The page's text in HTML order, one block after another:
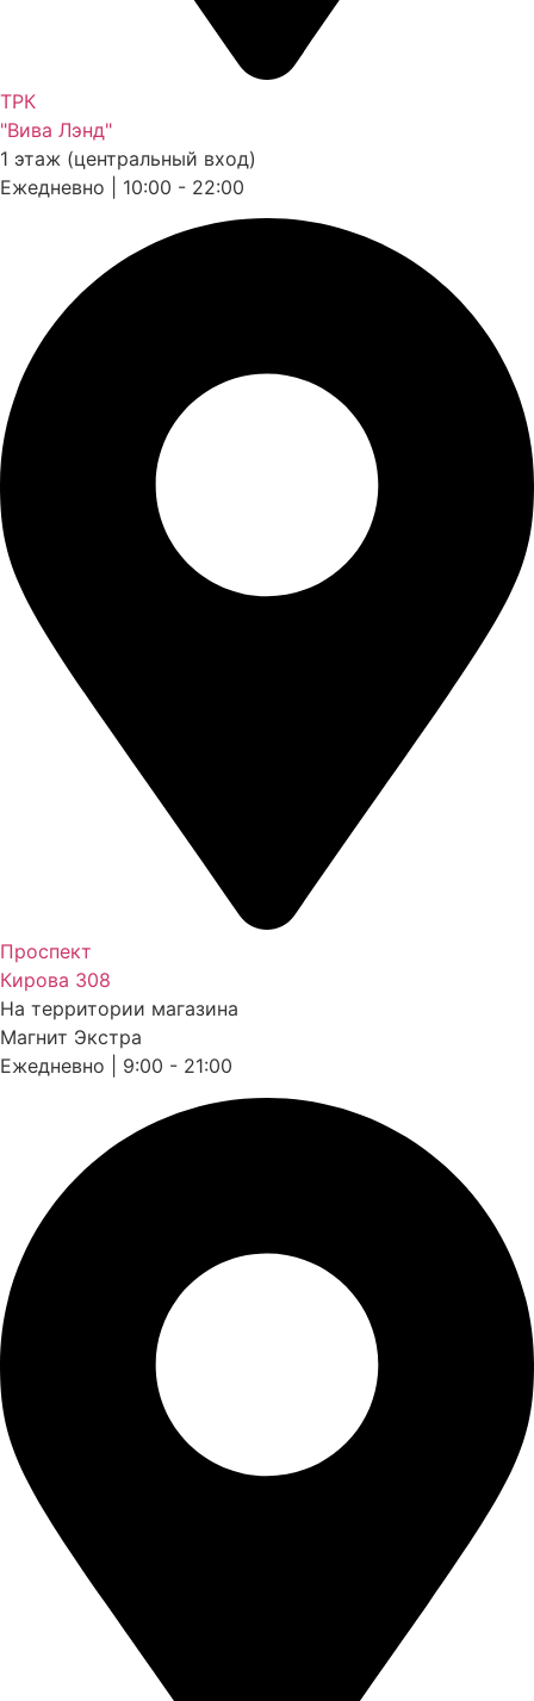
ТРК
"Вива Лэнд"
1 этаж (центральный вход)
Ежедневно | 10:00 - 22:00
Проспект
Кирова 308
На территории магазина
Магнит Экстра
Ежедневно | 9:00 - 21:00